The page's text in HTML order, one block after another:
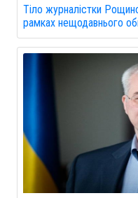
Тіло журналістки
рамках нещодавнього